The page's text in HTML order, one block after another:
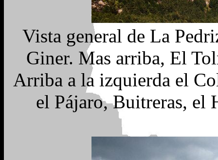
Vista general de La
Giner. Mas arriba, El
Arriba a la izquierda el
el Pájaro, Buitreras, el